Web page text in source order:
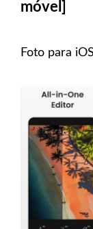
móvel]
Foto para iOS